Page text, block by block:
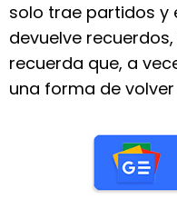
solo trae partidos y
devuelve
recuerda que, a
una forma de